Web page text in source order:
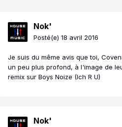
Nok'
Posté(e) 18 avril 2016
Je suis du même avis que toi,
un peu plus profond, à l'image de
remix sur Boys Noize (Ich R U)
Nok'